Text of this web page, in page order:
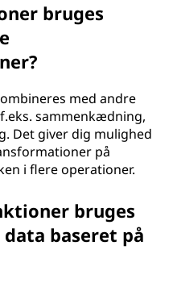
bruges
med andre
sammenkædning,
Det giver dig mulighed
på
i flere operationer.
bruges
baseret på